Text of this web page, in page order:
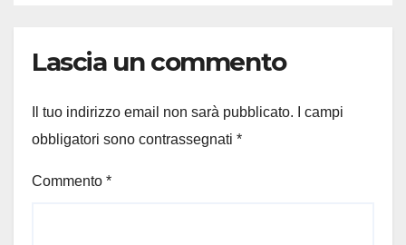
Lascia un commento
Il tuo indirizzo email non sarà pubblicato.
I campi
obbligatori sono contrassegnati *
Commento *